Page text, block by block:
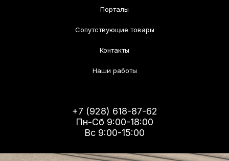
Порталы
Сопутствующие товары
Контакты
Наши работы
+7 (928) 618-87-62
Пн-Сб 9:00-18:00
Вс 9:00-15:00